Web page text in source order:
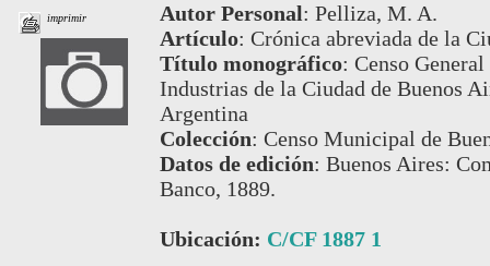
imprimir Autor Personal: Pelliza, M. A.
Artículo: Crónica abreviada de la
Título monográfico: Censo
Industrias de la Ciudad de Buenos
Argentina
Colección: Censo Municipal de
Datos de edición: Buenos Aires:
Banco, 1889.
Ubicación: C/CF 1887 1